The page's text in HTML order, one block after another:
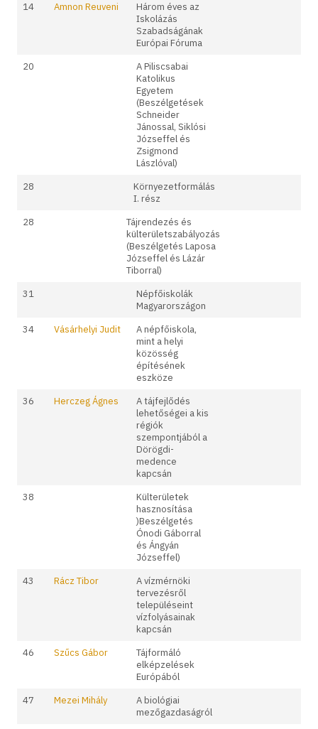
14
Amnon Reuveni
Három éves az
Iskolázás
Szabadságának
Európai Fóruma
20
A Piliscsabai
Katolikus
Egyetem
(Beszélgetések
Schneider
Jánossal, Siklósi
Józseffel és
Zsigmond
Lászlóval)
28
Környezetformálás
I. rész
28
Tájrendezés és
külterületszabályozás
(Beszélgetés Laposa
Józseffel és Lázár
Tiborral)
31
Népfőiskolák
Magyarországon
34
Vásárhelyi Judit
A népfőiskola,
mint a helyi
közösség
építésének
eszköze
36
Herczeg Ágnes
A tájfejlődés
lehetőségei a kis
régiók
szempontjából a
Dörögdi-
medence
kapcsán
38
Külterületek
hasznosítása
)Beszélgetés
Ónodi Gáborral
és Ángyán
Józseffel)
43
Rácz Tibor
A vízmérnöki
tervezésről
településeint
vízfolyásainak
kapcsán
46
Szűcs Gábor
Tájformáló
elképzelések
Európából
47
Mezei Mihály
A biológiai
mezőgazdaságról